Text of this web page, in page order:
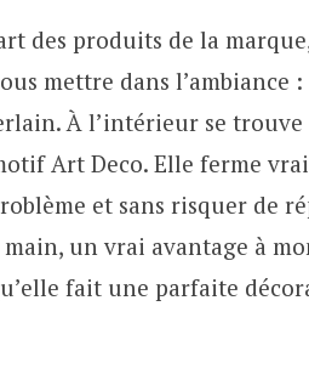
des produits de la
mettre dans l’ambiance
À l’intérieur se
Art Deco. Elle ferme
et sans risquer de
un vrai avantage à
fait une parfaite